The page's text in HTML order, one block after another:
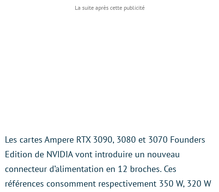
Les cartes Ampere RTX 3090, 3080 et 3070 Founders
Edition de NVIDIA vont introduire un nouveau
connecteur d’alimentation en 12 broches. Ces
références consomment respectivement 350 W, 320 W